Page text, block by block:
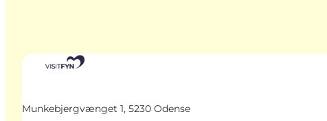
Munkebjergvænget 1, 5230 Odense